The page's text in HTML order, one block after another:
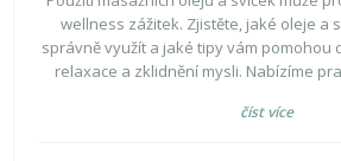
wellness zážitek. Zjistěte, jaké oleje a
správně využít a jaké tipy vám pomohou
relaxace a zklidnění mysli. Nabízíme
číst více